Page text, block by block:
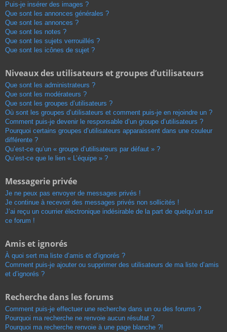
Puis-je insérer des images ?
Que sont les annonces générales ?
Que sont les annonces ?
Que sont les notes ?
Que sont les sujets verrouillés ?
Que sont les icônes de sujet ?
Niveaux des utilisateurs et groupes d’utilisateurs
Que sont les administrateurs ?
Que sont les modérateurs ?
Que sont les groupes d’utilisateurs ?
Où sont les groupes d’utilisateurs et comment puis-je en rejoindre un ?
Comment puis-je devenir le responsable d’un groupe d’utilisateurs ?
Pourquoi certains groupes d’utilisateurs apparaissent dans une couleur
différente ?
Qu’est-ce qu’un « groupe d’utilisateurs par défaut » ?
Qu’est-ce que le lien « L’équipe » ?
Messagerie privée
Je ne peux pas envoyer de messages privés !
Je continue à recevoir des messages privés non sollicités !
J’ai reçu un courrier électronique indésirable de la part de quelqu’un sur
ce forum !
Amis et ignorés
À quoi sert ma liste d’amis et d’ignorés ?
Comment puis-je ajouter ou supprimer des utilisateurs de ma liste d’amis
et d’ignorés ?
Recherche dans les forums
Comment puis-je effectuer une recherche dans un ou des forums ?
Pourquoi ma recherche ne renvoie aucun résultat ?
Pourquoi ma recherche renvoie à une page blanche ?!